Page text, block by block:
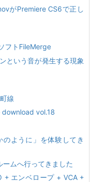
がPremiere CS6で正し
フトFileMerge
という音が発生する現象
線
vol.18
のように」を体験してき
ームへ行ってきました
+ エンベロープ + VCA +